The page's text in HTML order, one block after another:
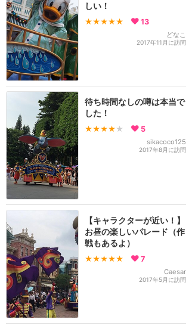
しい！
★★★★★ 13
どなこ
2017年11月に訪問
待ち時間なしの噂は本当で
した！
★★★★ ★ 5
sikacoco125
2017年8月に訪問
【キャラクターが近い！】
お昼の楽しいパレード（作
戦もあるよ）
★★★★★ 7
Caesar
2017年5月に訪問